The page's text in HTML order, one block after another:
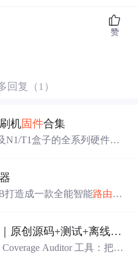
赞
回复（1）
机固件合集
N1/T1盒子的全系列硬件刷
平台兼容性，说明各
低延迟，OpenWrt适配多拨
器
打造成一款全能智能路由
网页问答引用覆盖工具｜原创源码+测试+离线报告
Coverage Auditor 工具：把网